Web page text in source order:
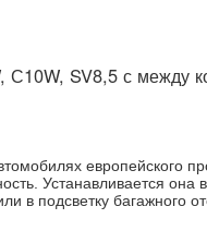
SV8,5 с между
европейского
Устанавливается она
в подсветку багажного